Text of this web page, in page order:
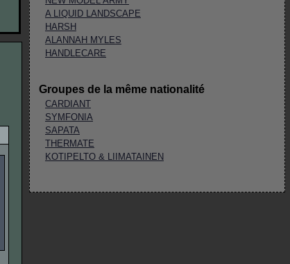
A LIQUID LANDSCAPE
HARSH
ALANNAH MYLES
HANDLECARE
Groupes de la même nationalité
CARDIANT
SYMFONIA
SAPATA
THERMATE
KOTIPELTO & LIIMATAINEN